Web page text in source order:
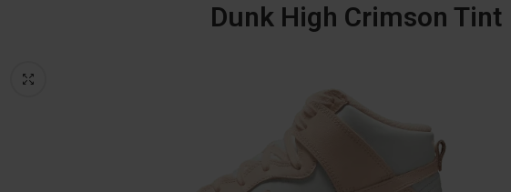
Dunk High Crimson Tint